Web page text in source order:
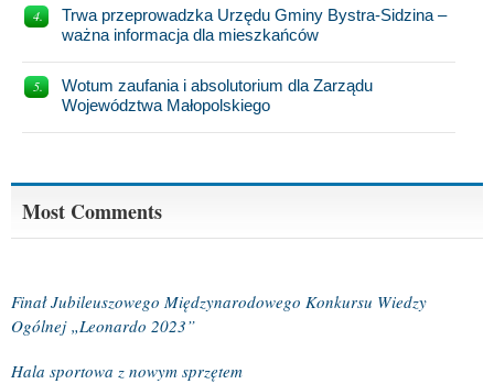
Trwa przeprowadzka Urzędu Gminy Bystra-Sidzina –
ważna informacja dla mieszkańców
Wotum zaufania i absolutorium dla Zarządu
Województwa Małopolskiego
Most Comments
Finał Jubileuszowego Międzynarodowego Konkursu Wiedzy
Ogólnej „Leonardo 2023”
Hala sportowa z nowym sprzętem